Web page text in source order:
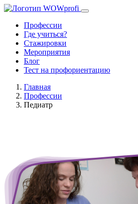
Профессии
Где учиться?
Стажировки
Мероприятия
Блог
Тест на профориентацию
Главная
Профессии
Педиатр